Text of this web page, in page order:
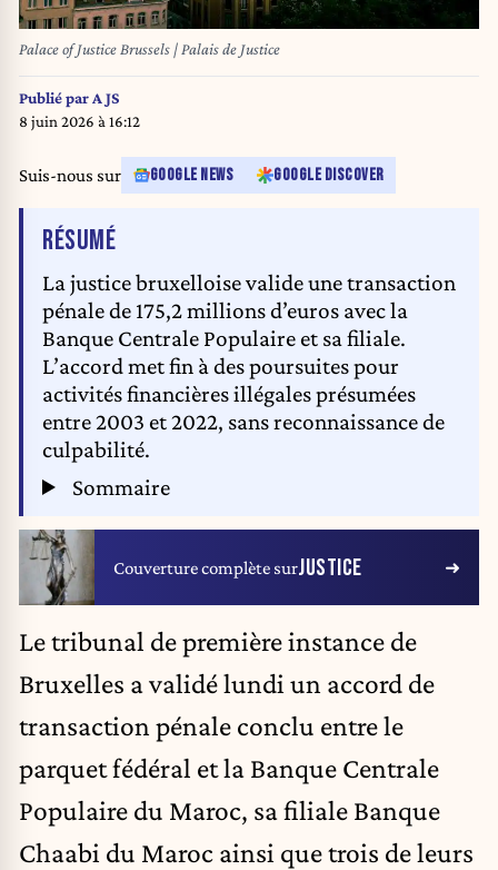
Palace of Justice Brussels | Palais de Justice
Publié par A JS
8 juin 2026 à 16:12
Suis-nous sur GOOGLE NEWS GOOGLE DISCOVER
RÉSUMÉDE L'ARTICLE
La justice bruxelloise valide une transaction
pénale de 175,2 millions d’euros avec la
Banque Centrale Populaire et sa filiale.
L’accord met fin à des poursuites pour
activités financières illégales présumées
entre 2003 et 2022, sans reconnaissance de
culpabilité.
Sommaire
Couverture complète surJUSTICE
Le tribunal de première instance de
Bruxelles a validé lundi un accord de
transaction pénale conclu entre le
parquet fédéral et la Banque Centrale
Populaire du Maroc, sa filiale Banque
Chaabi du Maroc ainsi que trois de leurs